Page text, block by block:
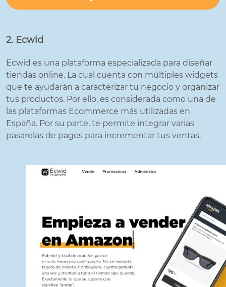
2. Ecwid
Ecwid es una plataforma especializada para diseñar
tiendas online. La cual cuenta con múltiples widgets
que te ayudarán a caracterizar tu negocio y organizar
tus productos. Por ello, es considerada como una de
las plataformas Ecommerce más utilizadas en
España. Por su parte, te permite integrar varias
pasarelas de pagos para incrementar tus ventas.